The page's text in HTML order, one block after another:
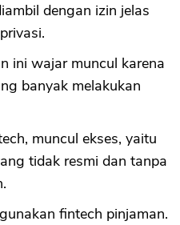
dengan izin jelas
ini wajar muncul karena
banyak melakukan
muncul ekses, yaitu
tidak resmi dan tanpa
fintech pinjaman.